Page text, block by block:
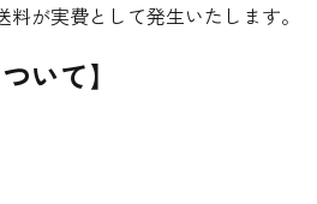
が実費として発生いたします。
いて】